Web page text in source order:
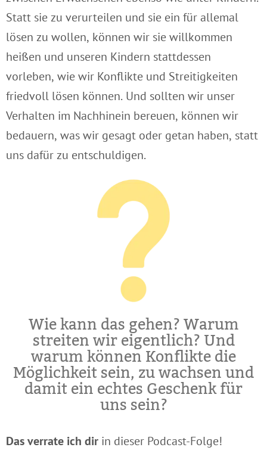
Statt sie zu verurteilen und sie ein für allemal
lösen zu wollen, können wir sie willkommen
heißen und unseren Kindern stattdessen
vorleben, wie wir Konflikte und Streitigkeiten
friedvoll lösen können. Und sollten wir unser
Verhalten im Nachhinein bereuen, können wir
bedauern, was wir gesagt oder getan haben, statt
uns dafür zu entschuldigen.
Wie kann das gehen? Warum
streiten wir eigentlich? Und
warum können Konflikte die
Möglichkeit sein, zu wachsen und
damit ein echtes Geschenk für
uns sein?
Das verrate ich dir in dieser Podcast-Folge!